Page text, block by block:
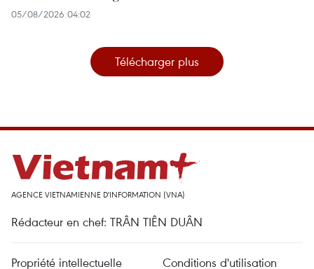
05/08/2026 04:02
Télécharger plus
AGENCE VIETNAMIENNE D'INFORMATION (VNA)
Rédacteur en chef: TRÂN TIÊN DUÂN
Propriété intellectuelle Conditions d'utilisation